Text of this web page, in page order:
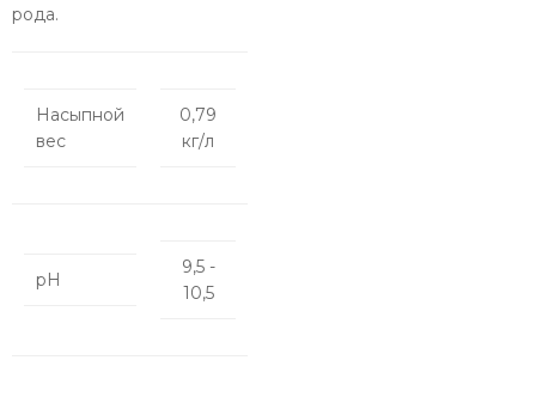
рода.
Насыпной
вес
0,79
кг/л
pH
9,5 -
10,5